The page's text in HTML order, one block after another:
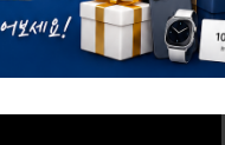
결과 공유